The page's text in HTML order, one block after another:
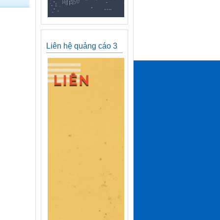
Liên hệ quảng cáo 3